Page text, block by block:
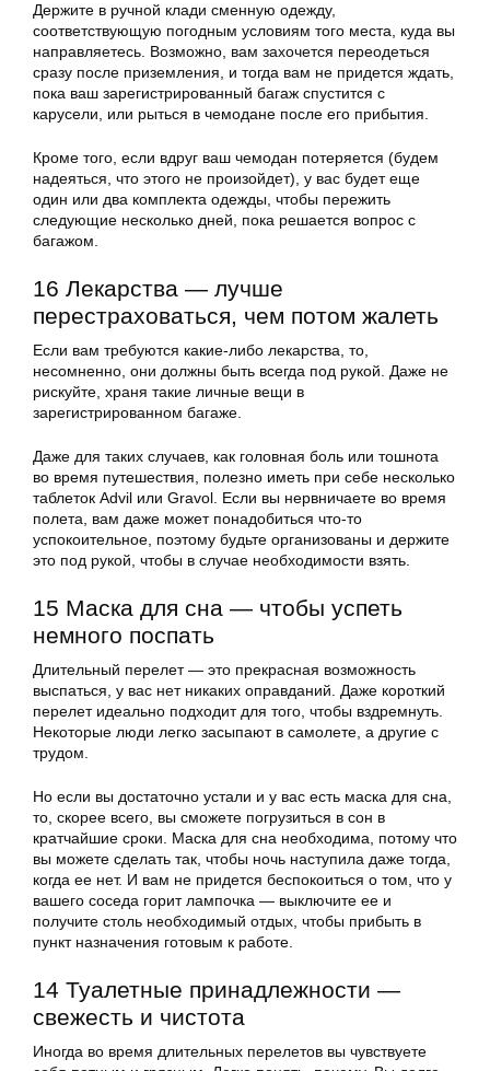
Держите в ручной клади сменную одежду,
соответствующую погодным условиям того места, куда вы
направляетесь. Возможно, вам захочется переодеться
сразу после приземления, и тогда вам не придется ждать,
пока ваш зарегистрированный багаж спустится с
карусели, или рыться в чемодане после его прибытия.
Кроме того, если вдруг ваш чемодан потеряется (будем
надеяться, что этого не произойдет), у вас будет еще
один или два комплекта одежды, чтобы пережить
следующие несколько дней, пока решается вопрос с
багажом.
16 Лекарства — лучше
перестраховаться, чем потом жалеть
Если вам требуются какие-либо лекарства, то,
несомненно, они должны быть всегда под рукой. Даже не
рискуйте, храня такие личные вещи в
зарегистрированном багаже.
Даже для таких случаев, как головная боль или тошнота
во время путешествия, полезно иметь при себе несколько
таблеток Advil или Gravol. Если вы нервничаете во время
полета, вам даже может понадобиться что-то
успокоительное, поэтому будьте организованы и держите
это под рукой, чтобы в случае необходимости взять.
15 Маска для сна — чтобы успеть
немного поспать
Длительный перелет — это прекрасная возможность
выспаться, у вас нет никаких оправданий. Даже короткий
перелет идеально подходит для того, чтобы вздремнуть.
Некоторые люди легко засыпают в самолете, а другие с
трудом.
Но если вы достаточно устали и у вас есть маска для сна,
то, скорее всего, вы сможете погрузиться в сон в
кратчайшие сроки. Маска для сна необходима, потому что
вы можете сделать так, чтобы ночь наступила даже тогда,
когда ее нет. И вам не придется беспокоиться о том, что у
вашего соседа горит лампочка — выключите ее и
получите столь необходимый отдых, чтобы прибыть в
пункт назначения готовым к работе.
14 Туалетные принадлежности —
свежесть и чистота
Иногда во время длительных перелетов вы чувствуете